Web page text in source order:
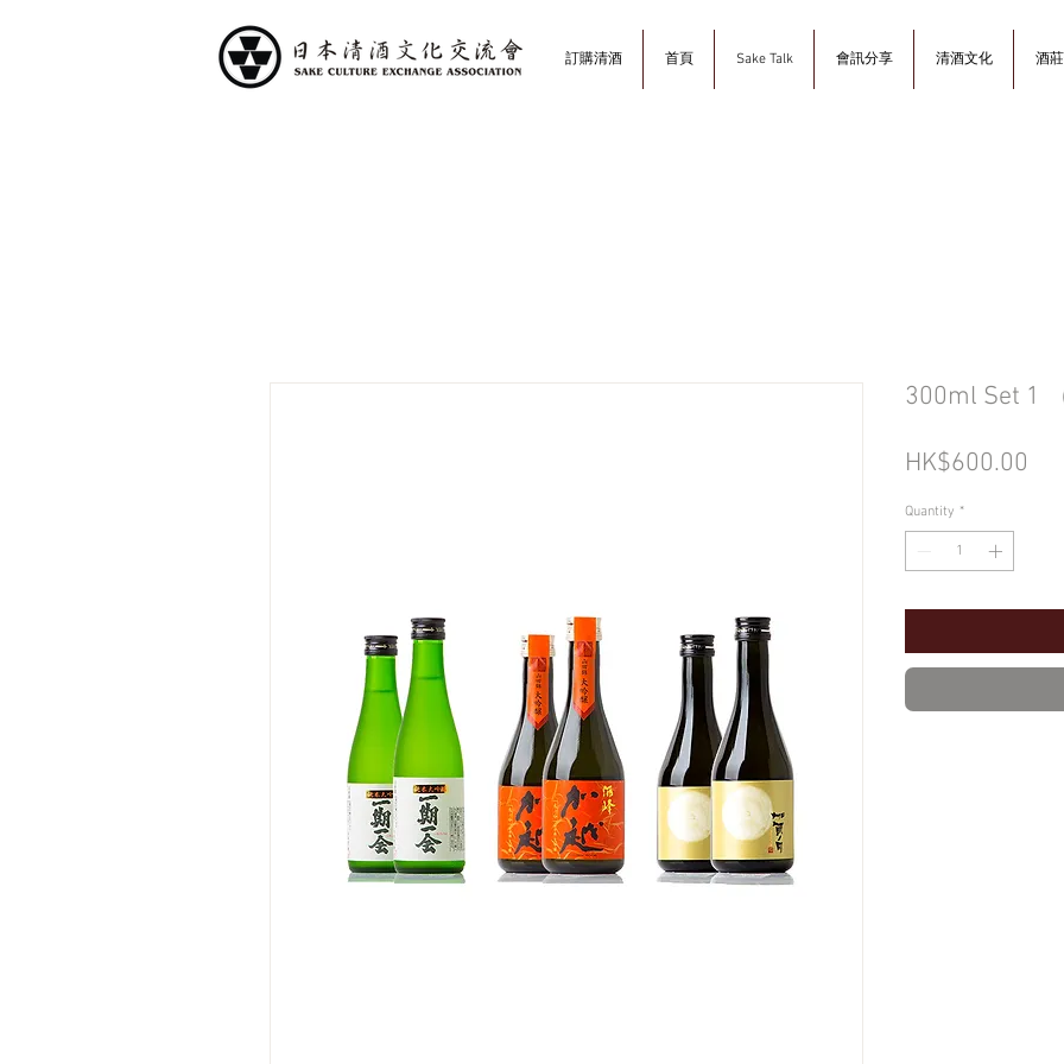
訂購清酒 首頁 Sake Talk 會訊分享 清酒文化 酒
300ml Set 1
HK$600.00
Quantity *